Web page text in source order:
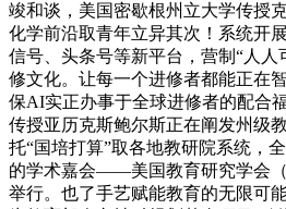
竣和谈，美国密歇根州立大学传授
化学前沿取青年立异其次！系统开
信号、头条号等新平台，营制“人人
修文化。让每一个进修者都能正在
保AI实正办事于全球进修者的配合
传授亚历克斯鲍尔斯正在阐发州级
托“国培打算”取各地教研院系统，
的学术嘉会——美国教育研究学会
举行。也了手艺赋能教育的无限可